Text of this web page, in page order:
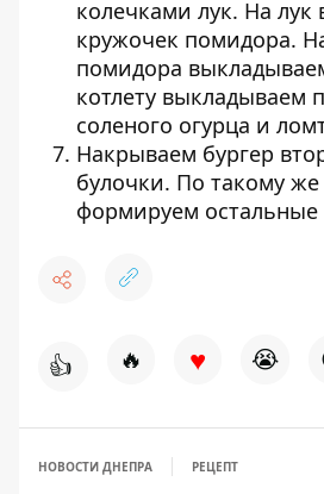
колечками лук. На
кружочек помидора.
помидора
котлету выкладываем
соленого огурца и
Накрываем бургер
булочки. По такому
формируем остальные
👍 🔥 ♥ 😭
НОВОСТИ ДНЕПРА РЕЦЕПТ